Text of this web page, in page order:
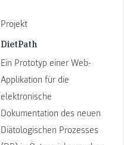
Projekt
DietPath
Ein Prototyp einer Web-
Applikation für die
elektronische
Dokumentation des neuen
Diätologischen Prozesses